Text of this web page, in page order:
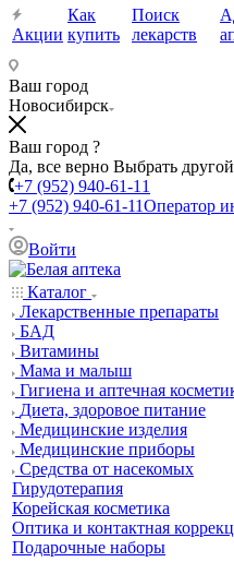
Акции
Как
купить
Поиск
лекарств
Ваш город
Новосибирск
Ваш город ?
Да, все верно Выбрать другой
+7 (952) 940-61-11
+7 (952) 940-61-11Оператор
Войти
Каталог
Лекарственные препараты
БАД
Витамины
Мама и малыш
Гигиена и аптечная
Диета, здоровое питание
Медицинские изделия
Медицинские приборы
Средства от насекомых
Гирудотерапия
Корейская косметика
Оптика и контактная
Подарочные наборы